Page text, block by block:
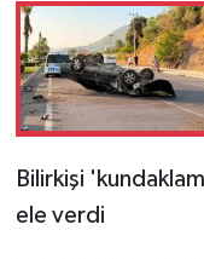
Bilirkişi
ele verdi